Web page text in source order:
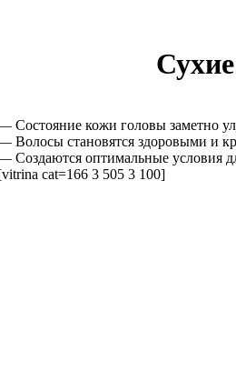
Состояние кожи головы заметно
Волосы становятся здоровыми и
Создаются оптимальные условия
cat=166 3 505 3 100]